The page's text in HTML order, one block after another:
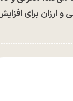
ارزان برای